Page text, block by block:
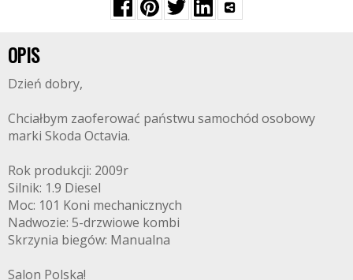
OPIS
Dzień dobry,
Chciałbym zaoferować państwu samochód osobowy
marki Skoda Octavia.
Rok produkcji: 2009r
Silnik: 1.9 Diesel
Moc: 101 Koni mechanicznych
Nadwozie: 5-drzwiowe kombi
Skrzynia biegów: Manualna
Salon Polska!